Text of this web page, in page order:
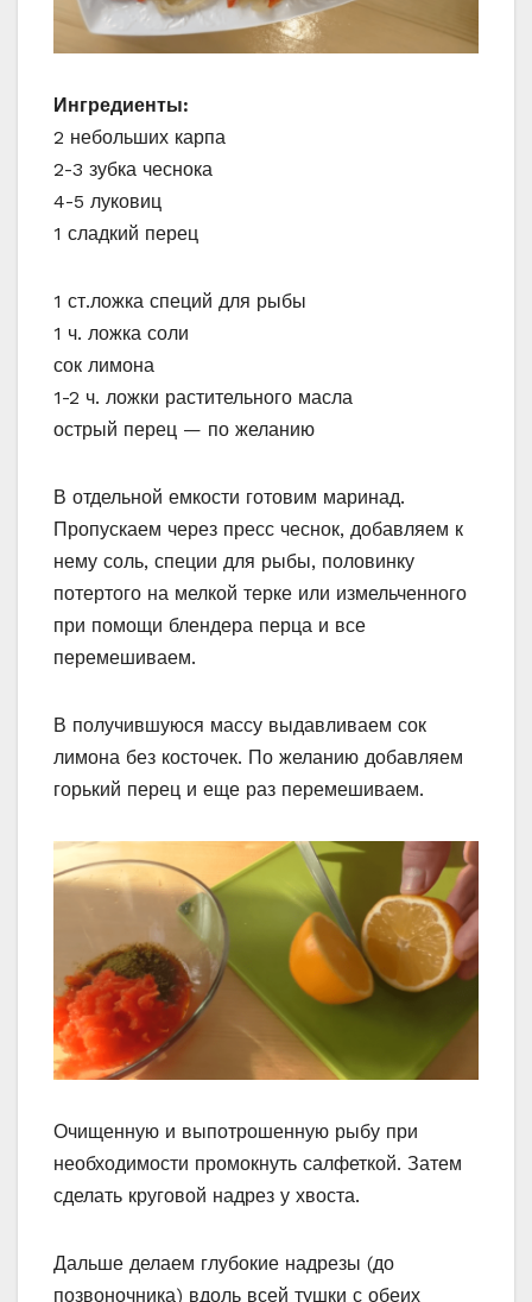
Ингредиенты:
2 небольших карпа
2-3 зубка чеснока
4-5 луковиц
1 сладкий перец
1 ст.ложка специй для рыбы
1 ч. ложка соли
сок лимона
1-2 ч. ложки растительного масла
острый перец — по желанию
В отдельной емкости готовим маринад.
Пропускаем через пресс чеснок, добавляем к
нему соль, специи для рыбы, половинку
потертого на мелкой терке или измельченного
при помощи блендера перца и все
перемешиваем.
В получившуюся массу выдавливаем сок
лимона без косточек. По желанию добавляем
горький перец и еще раз перемешиваем.
Очищенную и выпотрошенную рыбу при
необходимости промокнуть салфеткой. Затем
сделать круговой надрез у хвоста.
Дальше делаем глубокие надрезы (до
позвоночника) вдоль всей тушки с обеих